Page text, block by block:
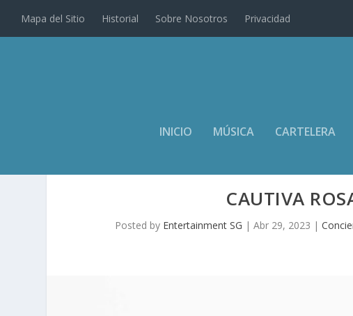
Mapa del Sitio Historial Sobre Nosotros Privacidad
INICIO MÚSICA CARTELERA
CAUTIVA
Posted by Entertainment SG | Abr 29, 2023 |